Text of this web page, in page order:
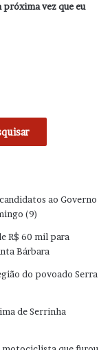
próxima vez que eu
ao Governo
(9)
R$ 60 mil para
Bárbara
do povoado Serra
de Serrinha